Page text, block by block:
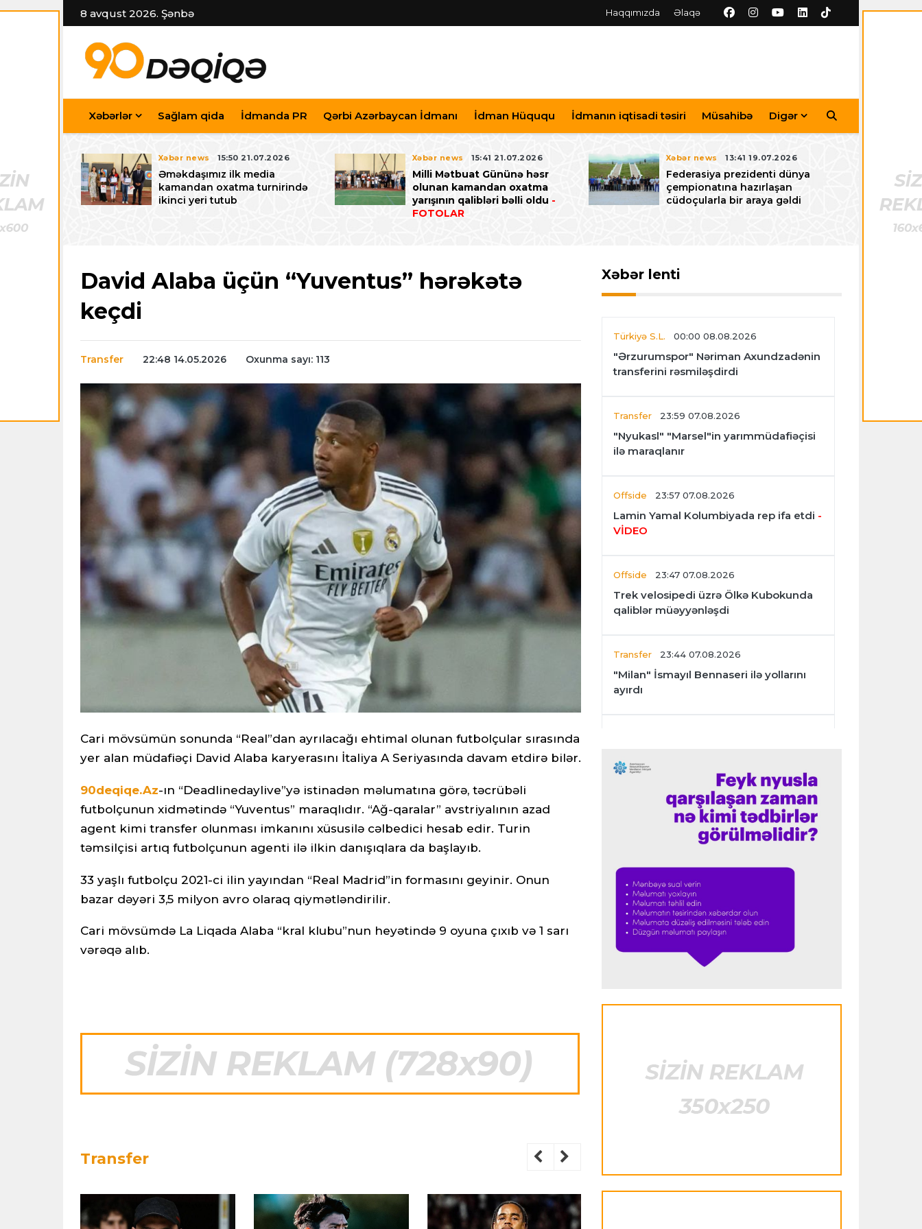
8 avqust 2026. Şənbə Haqqımızda Əlaqə
Xəbərlər Sağlam qida İdmanda PR Qərbi Azərbaycan İdmanı İdman Hüququ İdmanın iqtisadi təsiri Müsahibə Digər
U-15
festivalı ilə
Xəbər news 15:50 21.07.2026
Əməkdaşımız ilk media
kamandan oxatma turnirində
ikinci yeri tutub
Xəbər news 15:41 21.07.2026
Milli Mətbuat Gününə həsr
olunan kamandan oxatma
yarışının qalibləri bəlli oldu -
FOTOLAR
Xəbər news 13:41 19.07.2026
Federasiya prezidenti dünya
çempionatına hazırlaşan
cüdoçularla bir araya gəldi
David Alaba üçün “Yuventus” hərəkətə
keçdi
Transfer 22:48 14.05.2026 Oxunma sayı: 113
Cari mövsümün sonunda “Real”dan ayrılacağı ehtimal olunan futbolçular sırasında
yer alan müdafiəçi David Alaba karyerasını İtaliya A Seriyasında davam etdirə bilər.
90deqiqe.Az-ın “Deadlinedaylive”yə istinadən məlumatına görə, təcrübəli
futbolçunun xidmətində “Yuventus” maraqlıdır. “Ağ-qaralar” avstriyalının azad
agent kimi transfer olunması imkanını xüsusilə cəlbedici hesab edir. Turin
təmsilçisi artıq futbolçunun agenti ilə ilkin danışıqlara da başlayıb.
33 yaşlı futbolçu 2021-ci ilin yayından “Real Madrid”in formasını geyinir. Onun
bazar dəyəri 3,5 milyon avro olaraq qiymətləndirilir.
Cari mövsümdə La Liqada Alaba “kral klubu”nun heyətində 9 oyuna çıxıb və 1 sarı
vərəqə alıb.
Transfer
Xəbər lenti
Türkiyə S.L. 00:00 08.08.2026
"Ərzurumspor" Nəriman Axundzadənin
transferini rəsmiləşdirdi
Transfer 23:59 07.08.2026
"Nyukasl" "Marsel"in yarımmüdafiəçisi
ilə maraqlanır
Offside 23:57 07.08.2026
Lamin Yamal Kolumbiyada rep ifa etdi -
VİDEO
Offside 23:47 07.08.2026
Trek velosipedi üzrə Ölkə Kubokunda
qaliblər müəyyənləşdi
Transfer 23:44 07.08.2026
"Milan" İsmayıl Bennaseri ilə yollarını
ayırdı
federasiyalarından İnfantinoya dəstək
23:36 07.08.2026
"Formula 1" pilotlarının 2026-cı il
Transfer 23:32 07.08.2026
"Kristal Pelas" Takehiro Tomiyasunu
heyətinə qatdı
şübhə etməmişəm"
"Liverpul" Barkola üçün 115 milyon